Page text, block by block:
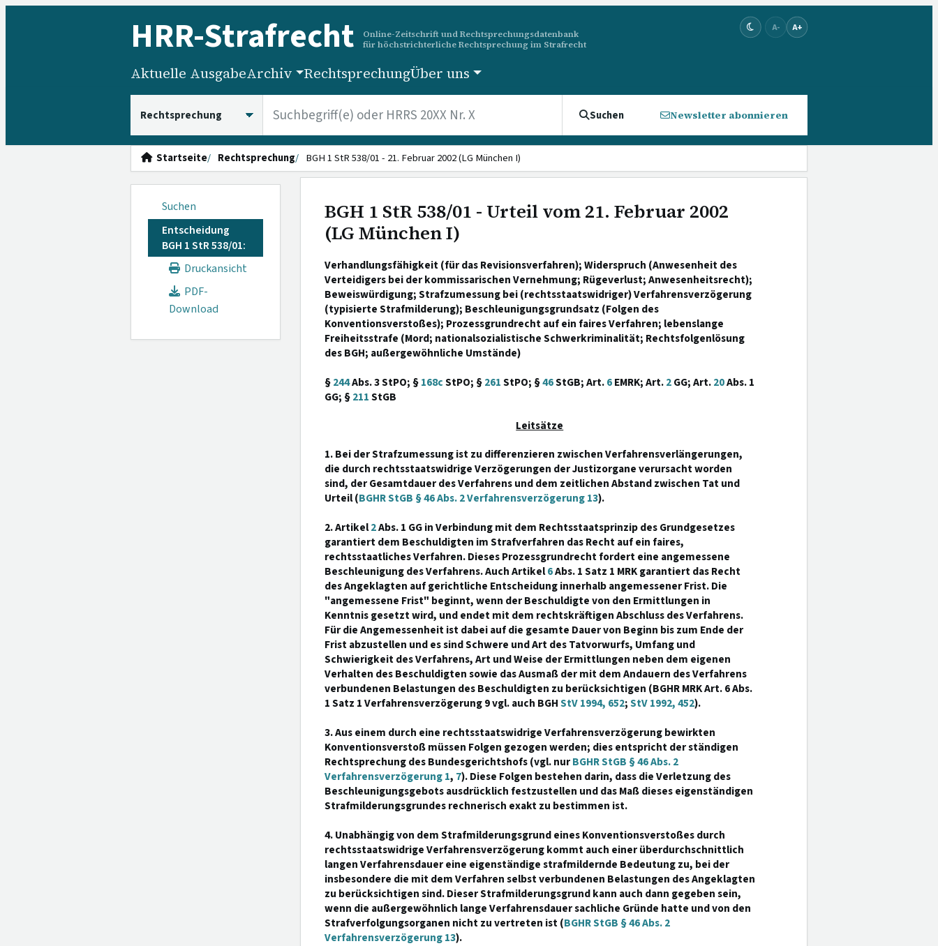
HRR-Strafrecht
Online-Zeitschrift und Rechtsprechungsdatenbank
für höchstrichterliche Rechtsprechung im Strafrecht
A- A+
Aktuelle AusgabeArchiv RechtsprechungÜber uns
Suchen Newsletter abonnieren
Startseite Rechtsprechung BGH 1 StR 538/01 - 21. Februar 2002 (LG München I)
Suchen
Entscheidung
BGH 1 StR 538/01:
Druckansicht
PDF-
Download
BGH 1 StR 538/01 - Urteil vom 21. Februar 2002
(LG München I)
Verhandlungsfähigkeit (für das Revisionsverfahren); Widerspruch (Anwesenheit des
Verteidigers bei der kommissarischen Vernehmung; Rügeverlust; Anwesenheitsrecht);
Beweiswürdigung; Strafzumessung bei (rechtsstaatswidriger) Verfahrensverzögerung
(typisierte Strafmilderung); Beschleunigungsgrundsatz (Folgen des
Konventionsverstoßes); Prozessgrundrecht auf ein faires Verfahren; lebenslange
Freiheitsstrafe (Mord; nationalsozialistische Schwerkriminalität; Rechtsfolgenlösung
des BGH; außergewöhnliche Umstände)
§244Abs. 3 StPO; §168cStPO; §261StPO; §46StGB; Art.6EMRK; Art.2GG; Art.20Abs. 1
GG; §211StGB
Leitsätze
1. Bei der Strafzumessung ist zu differenzieren zwischen Verfahrensverlängerungen,
die durch rechtsstaatswidrige Verzögerungen der Justizorgane verursacht worden
sind, der Gesamtdauer des Verfahrens und dem zeitlichen Abstand zwischen Tat und
Urteil (BGHR StGB § 46 Abs. 2 Verfahrensverzögerung 13).
2. Artikel2Abs. 1 GG in Verbindung mit dem Rechtsstaatsprinzip des Grundgesetzes
garantiert dem Beschuldigten im Strafverfahren das Recht auf ein faires,
rechtsstaatliches Verfahren. Dieses Prozessgrundrecht fordert eine angemessene
Beschleunigung des Verfahrens. Auch Artikel6Abs. 1 Satz 1 MRK garantiert das Recht
des Angeklagten auf gerichtliche Entscheidung innerhalb angemessener Frist. Die
"angemessene Frist" beginnt, wenn der Beschuldigte von den Ermittlungen in
Kenntnis gesetzt wird, und endet mit dem rechtskräftigen Abschluss des Verfahrens.
Für die Angemessenheit ist dabei auf die gesamte Dauer von Beginn bis zum Ende der
Frist abzustellen und es sind Schwere und Art des Tatvorwurfs, Umfang und
Schwierigkeit des Verfahrens, Art und Weise der Ermittlungen neben dem eigenen
Verhalten des Beschuldigten sowie das Ausmaß der mit dem Andauern des Verfahrens
verbundenen Belastungen des Beschuldigten zu berücksichtigen (BGHR MRK Art. 6 Abs.
1 Satz 1 Verfahrensverzögerung 9 vgl. auch BGHStV 1994, 652;StV 1992, 452).
3. Aus einem durch eine rechtsstaatswidrige Verfahrensverzögerung bewirkten
Konventionsverstoß müssen Folgen gezogen werden; dies entspricht der ständigen
Rechtsprechung des Bundesgerichtshofs (vgl. nurBGHR StGB § 46 Abs. 2
Verfahrensverzögerung 1, 7). Diese Folgen bestehen darin, dass die Verletzung des
Beschleunigungsgebots ausdrücklich festzustellen und das Maß dieses eigenständigen
Strafmilderungsgrundes rechnerisch exakt zu bestimmen ist.
4. Unabhängig von dem Strafmilderungsgrund eines Konventionsverstoßes durch
rechtsstaatswidrige Verfahrensverzögerung kommt auch einer überdurchschnittlich
langen Verfahrensdauer eine eigenständige strafmildernde Bedeutung zu, bei der
insbesondere die mit dem Verfahren selbst verbundenen Belastungen des Angeklagten
zu berücksichtigen sind. Dieser Strafmilderungsgrund kann auch dann gegeben sein,
wenn die außergewöhnlich lange Verfahrensdauer sachliche Gründe hatte und von den
Strafverfolgungsorganen nicht zu vertreten ist (BGHR StGB § 46 Abs. 2
Verfahrensverzögerung 13).